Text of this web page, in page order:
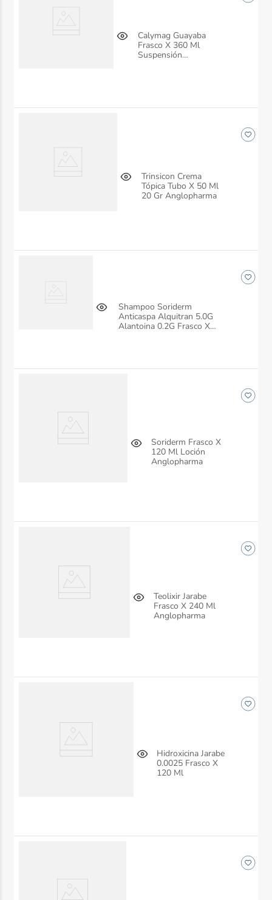
Calymag Guayaba
Frasco X 360 Ml
Suspensión
Trinsicon Crema
Tópica Tubo X 50 Ml
20 Gr Anglopharma
Shampoo Soriderm
Anticaspa Alquitran 5.0G
Alantoina 0.2G Frasco X
Soriderm Frasco X
120 Ml Loción
Anglopharma
Teolixir Jarabe
Frasco X 240 Ml
Anglopharma
Hidroxicina Jarabe
0.0025 Frasco X
120 Ml